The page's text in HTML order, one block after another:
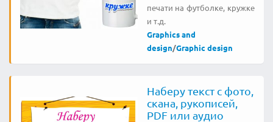
печати на футболке, кружке
и т.д.
Graphics and
design/Graphic design
Наберу текст с фото,
скана, рукописей,
PDF или аудио